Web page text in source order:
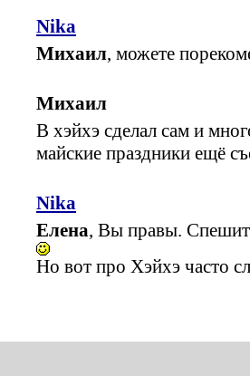
Nika
Михаил, можете
Михаил
В хэйхэ сделал сам и
майские праздники ещё
Nika
Елена, Вы правы.
Но вот про Хэйхэ часто